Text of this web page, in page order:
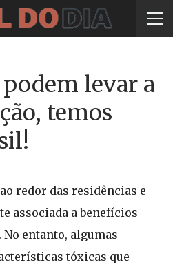
levar a
temos
ao redor das residências e
associada a benefícios
entanto, algumas
tóxicas que